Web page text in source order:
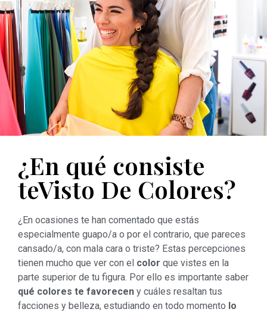
¿En qué consiste
teVisto De Colores?
¿En ocasiones te han comentado que estás
especialmente guapo/a o por el contrario, que pareces
cansado/a, con mala cara o triste? Estas percepciones
tienen mucho que ver con el color que vistes en la
parte superior de tu figura. Por ello es importante saber
qué colores te favorecen y cuáles resaltan tus
facciones y belleza, estudiando en todo momento lo